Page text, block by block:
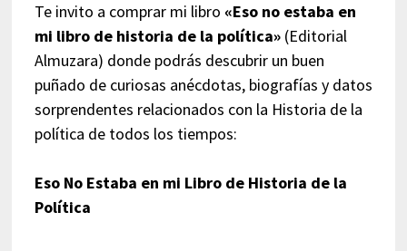
Te invito a comprar mi libro «Eso no estaba en
mi libro de historia de la política»(Editorial
Almuzara) donde podrás descubrir un buen
puñado de curiosas anécdotas, biografías y datos
sorprendentes relacionados con la Historia de la
política de todos los tiempos:
Eso No Estaba en mi Libro de Historia de la
Política